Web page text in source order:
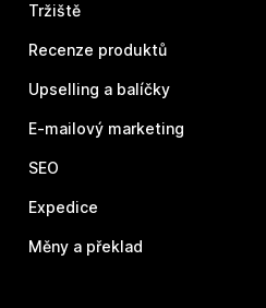
Tržiště
Recenze produktů
Upselling a balíčky
E-mailový marketing
SEO
Expedice
Měny a překlad